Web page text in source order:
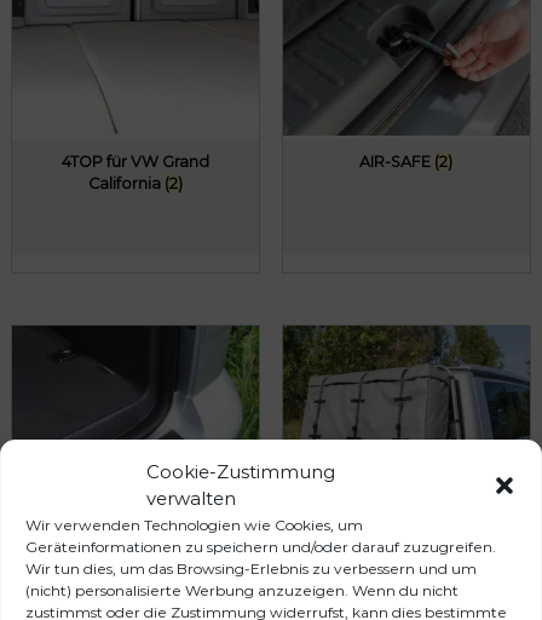
Cookie-Zustimmung
verwalten
Wir verwenden Technologien wie Cookies, um
Geräteinformationen zu speichern und/oder darauf zuzugreifen.
Wir tun dies, um das Browsing-Erlebnis zu verbessern und um
(nicht) personalisierte Werbung anzuzeigen. Wenn du nicht
zustimmst oder die Zustimmung widerrufst, kann dies bestimmte
4TOP für VW Grand
California (2)
AIR-SAFE (2)
Fahrzeugschutz /
FLEXBAG(9)